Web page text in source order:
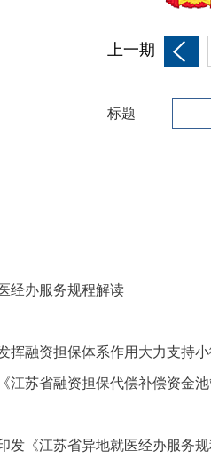
上一期
标题
经办服务规程解读
挥融资担保体系作用大力支持
江苏省融资担保代偿补偿资金
发《江苏省异地就医经办服务